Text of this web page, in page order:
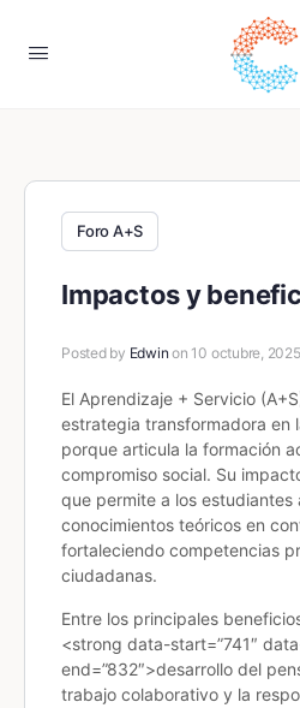
Foro A+S
Impactos y
Posted by Edwin on 10 octubre,
El Aprendizaje + Servicio
estrategia transformadora en
porque articula la formación
compromiso social. Su
que permite a los estudiantes
conocimientos teóricos en
fortaleciendo competencias
ciudadanas.
Entre los principales
<strong data-start=”741″
end=”832″>desarrollo del
trabajo colaborativo y la